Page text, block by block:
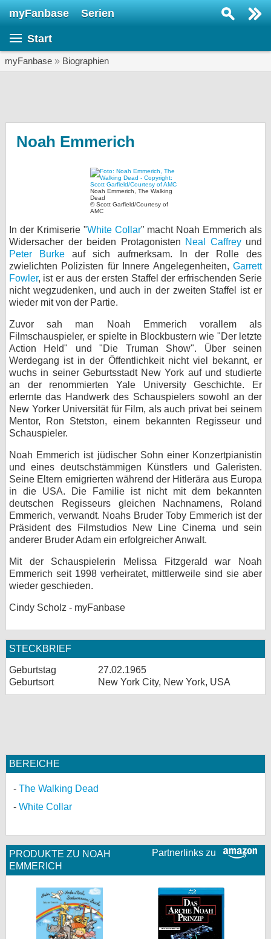
myFanbase Serien
Start
myFanbase » Biographien
Noah Emmerich
Noah Emmerich, The Walking
Dead
© Scott Garfield/Courtesy of
AMC
In der Krimiserie "White Collar" macht Noah Emmerich als
Widersacher der beiden Protagonisten Neal Caffreyund
Peter Burke auf sich aufmerksam. In der Rolle des
zwielichten Polizisten für Innere Angelegenheiten, Garrett
Fowler, ist er aus der ersten Staffel der erfrischenden Serie
nicht wegzudenken, und auch in der zweiten Staffel ist er
wieder mit von der Partie.
Zuvor sah man Noah Emmerich vorallem als
Filmschauspieler, er spielte in Blockbustern wie "Der letzte
Action Held" und "Die Truman Show". Über seinen
Werdegang ist in der Öffentlichkeit nicht viel bekannt, er
wuchs in seiner Geburtsstadt New York auf und studierte
an der renommierten Yale University Geschichte. Er
erlernte das Handwerk des Schauspielers sowohl an der
New Yorker Universität für Film, als auch privat bei seinem
Mentor, Ron Stetston, einem bekannten Regisseur und
Schauspieler.
Noah Emmerich ist jüdischer Sohn einer Konzertpianistin
und eines deutschstämmigen Künstlers und Galeristen.
Seine Eltern emigrierten während der Hitlerära aus Europa
in die USA. Die Familie ist nicht mit dem bekannten
deutschen Regisseurs gleichen Nachnamens, Roland
Emmerich, verwandt. Noahs Bruder Toby Emmerich ist der
Präsident des Filmstudios New Line Cinema und sein
anderer Bruder Adam ein erfolgreicher Anwalt.
Mit der Schauspielerin Melissa Fitzgerald war Noah
Emmerich seit 1998 verheiratet, mittlerweile sind sie aber
wieder geschieden.
Cindy Scholz - myFanbase
STECKBRIEF
Geburtstag
27.02.1965
Geburtsort
New York City, New York, USA
BEREICHE
The Walking Dead
White Collar
Partnerlinks zu
PRODUKTE ZU NOAH
EMMERICH
KULTUR
Specials
Gewinnspiele
Forum
bei X
Kontakt
Nutzungsbedingungen
Datenschutz
Impressum
Desktop-Ansicht
myFanbase